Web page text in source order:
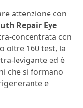
attenzione con
Repair Eye
concentrata con
oltre 160 test, la
levigante ed è
che si formano
e